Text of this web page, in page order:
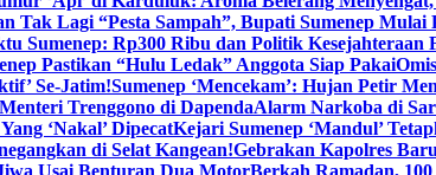
Tak Lagi “Pesta Sampah”, Bupati Sumenep Mulai
Sumenep: Rp300 Ribu dan Politik Kesejahteraan
Pastikan “Hulu Ledak” Anggota Siap Pakai
Se-Jatim!Sumenep ‘Mencekam’: Hujan Petir
Trenggono di DapendaAlarm Narkoba di
‘Nakal’ DipecatKejari Sumenep ‘Mandul’
di Selat Kangean!Gebrakan Kapolres